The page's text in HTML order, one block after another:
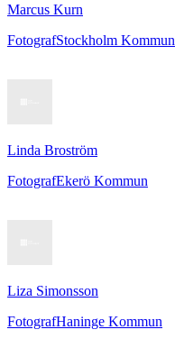
Marcus Kurn
FotografStockholm Kommun
Linda Broström
FotografEkerö Kommun
Liza Simonsson
FotografHaninge Kommun